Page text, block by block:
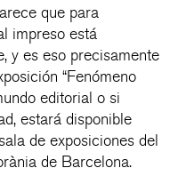
que para
impreso está
y es eso precisamente
“Fenómeno
editorial o si
estará disponible
de exposiciones del
de Barcelona.